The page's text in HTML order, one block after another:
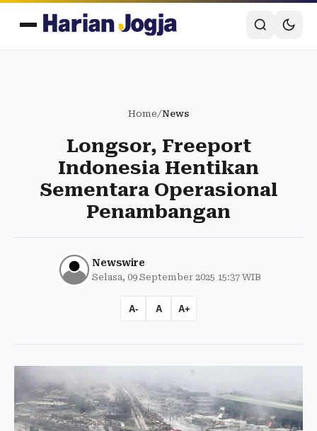
Home/News
Longsor, Freeport
Indonesia Hentikan
Sementara Operasional
Penambangan
Newswire
Selasa, 09 September 2025 15:37 WIB
A- A A+